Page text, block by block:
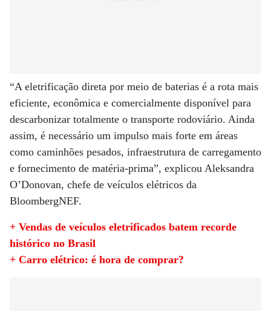
“A eletrificação direta por meio de baterias é a rota mais
eficiente, econômica e comercialmente disponível para
descarbonizar totalmente o transporte rodoviário. Ainda
assim, é necessário um impulso mais forte em áreas
como caminhões pesados, infraestrutura de carregamento
e fornecimento de matéria-prima”, explicou Aleksandra
O’Donovan, chefe de veículos elétricos da
BloombergNEF.
+ Vendas de veículos eletrificados batem recorde
histórico no Brasil
+ Carro elétrico: é hora de comprar?